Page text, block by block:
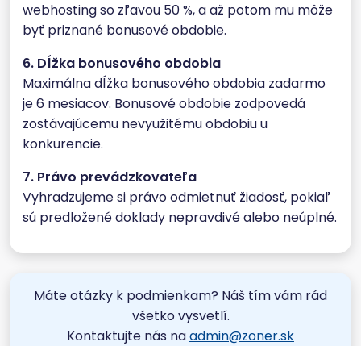
webhosting so zľavou 50 %, a až potom mu môže
byť priznané bonusové obdobie.
6. Dĺžka bonusového obdobia
Maximálna dĺžka bonusového obdobia zadarmo
je 6 mesiacov. Bonusové obdobie zodpovedá
zostávajúcemu nevyužitému obdobiu u
konkurencie.
7. Právo prevádzkovateľa
Vyhradzujeme si právo odmietnuť žiadosť, pokiaľ
sú predložené doklady nepravdivé alebo neúplné.
Máte otázky k podmienkam? Náš tím vám rád
všetko vysvetlí.
Kontaktujte nás naadmin@zoner.sk